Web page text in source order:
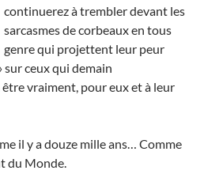
continuerez à trembler devant les
sarcasmes de corbeaux en tous
genre qui projettent leur peur
sur ceux qui demain
vraiment, pour eux et à leur
il y a douze mille ans… Comme
du Monde.